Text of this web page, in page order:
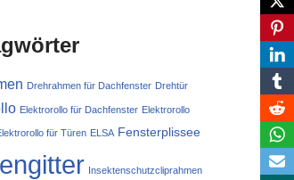
Drehrahmen für Dachfenster Drehtür
Elektrorollo für Dachfenster Elektrorollo
für Türen ELSA Fensterplissee
Insektenschutzcliprahmen